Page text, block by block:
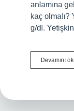
anlamına
kaç olmalı?
g/dl.
Devamını